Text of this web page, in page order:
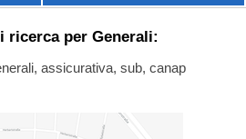
ricerca per Generali:
assicurativa, sub, canap